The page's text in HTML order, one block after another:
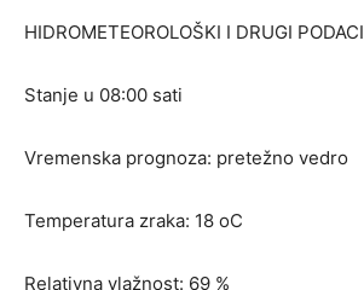
HIDROMETEOROLOŠKI I DRUGI PODACI
Stanje u 08:00 sati
Vremenska prognoza: pretežno vedro
Temperatura zraka: 18 oC
Relativna vlažnost: 69 %